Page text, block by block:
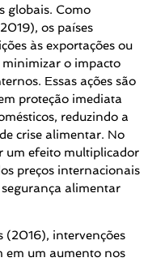
globais. Como
os países
às exportações ou
o impacto
Essas ações são
proteção imediata
reduzindo a
crise alimentar. No
um efeito multiplicador
preços internacionais
alimentar
(2016), intervenções
em um aumento nos